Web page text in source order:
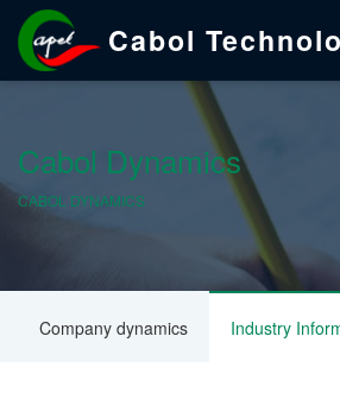
Cabol
Cabol Dynamics
CABOL DYNAMICS
Company dynamics Industry